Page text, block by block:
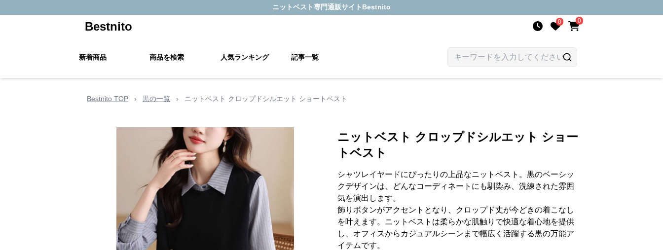
ニットベスト専門通販サイト Bestnito
Bestnito 0 0
新着商品 商品を検索 人気ランキング 記事一覧
Bestnito TOP › 黒の一覧 › ニットベスト クロップドシルエット ショートベスト
ニットベスト クロップドシルエット ショー
トベスト
シャツレイヤードにぴったりの上品なニットベスト。黒のベーシッ
クデザインは、どんなコーディネートにも馴染み、洗練された雰囲
気を演出します。
飾りボタンがアクセントとなり、クロップド丈が今どきの着こなし
を叶えます。ニットベストは柔らかな肌触りで快適な着心地を提供
し、オフィスからカジュアルシーンまで幅広く活躍する黒の万能ア
イテムです。